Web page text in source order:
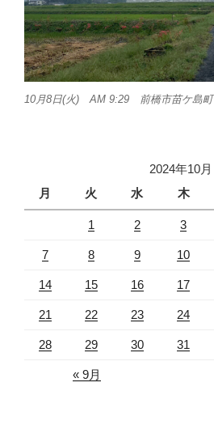
10月8日(火) AM 9:29 前橋市苗ケ島町
2024年10月
月
火 水 木
1 2 3
7 8 9 10
14 15 16 17
21 22 23 24
28 29 30 31
« 9月